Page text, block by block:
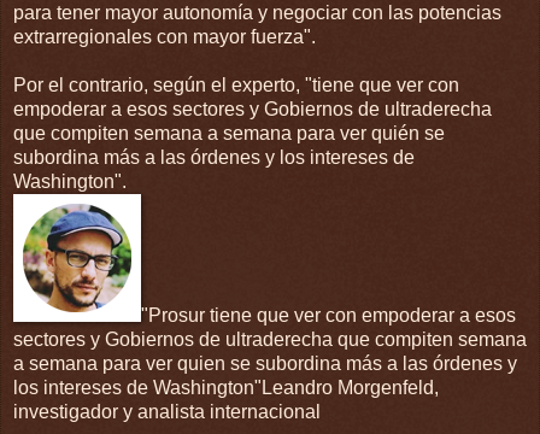
para tener mayor autonomía y negociar con las potencias
extrarregionales con mayor fuerza".
Por el contrario, según el experto, "tiene que ver con
empoderar a esos sectores y Gobiernos de ultraderecha
que compiten semana a semana para ver quién se
subordina más a las órdenes y los intereses de
Washington".
"Prosur tiene que ver con empoderar a esos
sectores y Gobiernos de ultraderecha que compiten semana
a semana para ver quien se subordina más a las órdenes y
los intereses de Washington"Leandro Morgenfeld,
investigador y analista internacional